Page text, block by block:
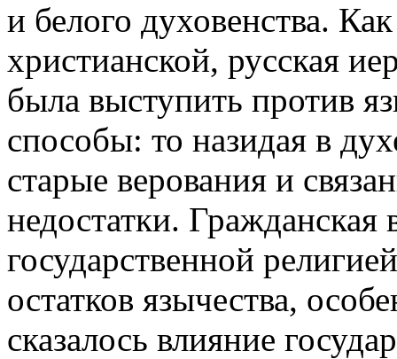
и белого духовенства.
христианской, русская
была выступить против
способы: то назидая в
старые верования и
недостатки. Гражданская
государственной
остатков язычества,
сказалось влияние